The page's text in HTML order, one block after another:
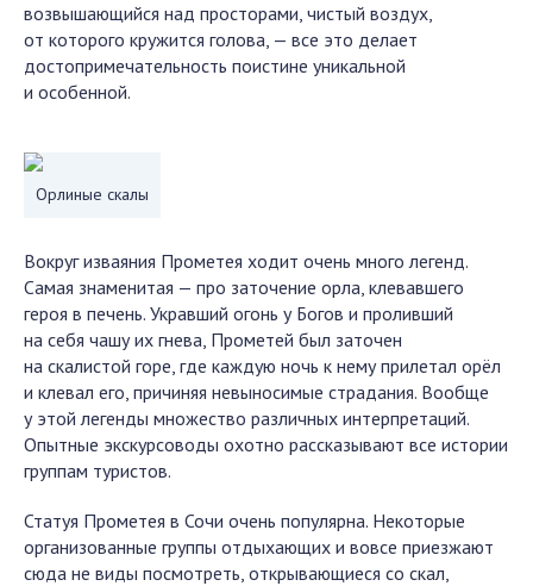
возвышающийся над просторами, чистый воздух,
от которого кружится голова, — все это делает
достопримечательность поистине уникальной
и особенной.
Орлиные скалы
Вокруг изваяния Прометея ходит очень много легенд.
Самая знаменитая — про заточение орла, клевавшего
героя в печень. Укравший огонь у Богов и проливший
на себя чашу их гнева, Прометей был заточен
на скалистой горе, где каждую ночь к нему прилетал орёл
и клевал его, причиняя невыносимые страдания. Вообще
у этой легенды множество различных интерпретаций.
Опытные экскурсоводы охотно рассказывают все истории
группам туристов.
Статуя Прометея в Сочи очень популярна. Некоторые
организованные группы отдыхающих и вовсе приезжают
сюда не виды посмотреть, открывающиеся со скал,